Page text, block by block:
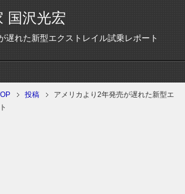
国沢光宏
遅れた新型エクストレイル試乗レポート
投稿
アメリカより2年発売が遅れた新型エ